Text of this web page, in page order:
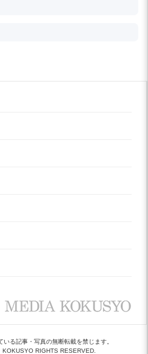
る記事・写真の無断転載を禁じます。
RIGHTS RESERVED.